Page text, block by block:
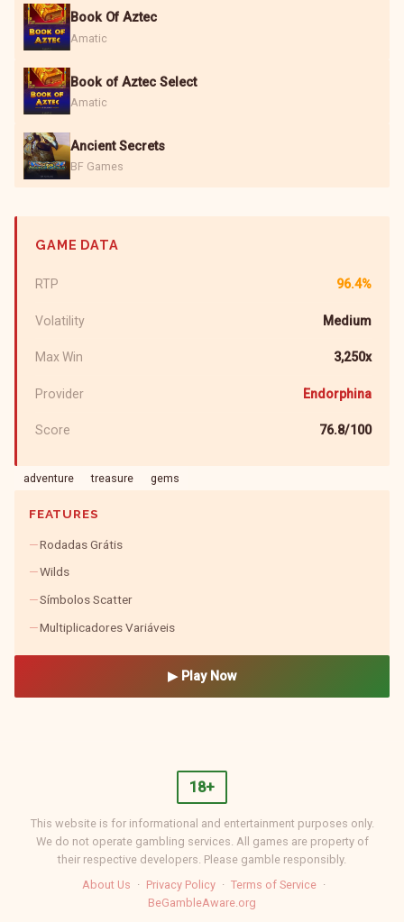
Book Of Aztec
Amatic
Book of Aztec Select
Amatic
Ancient Secrets
BF Games
GAME DATA
RTP 96.4%
Volatility Medium
Max Win 3,250x
Provider Endorphina
Score 76.8/100
adventure treasure gems
FEATURES
Rodadas Grátis
Wilds
Símbolos Scatter
Multiplicadores Variáveis
▶ Play Now
18+
This website is for informational and entertainment purposes only.
We do not operate gambling services. All games are property of
their respective developers. Please gamble responsibly.
About Us · Privacy Policy · Terms of Service ·
BeGambleAware.org